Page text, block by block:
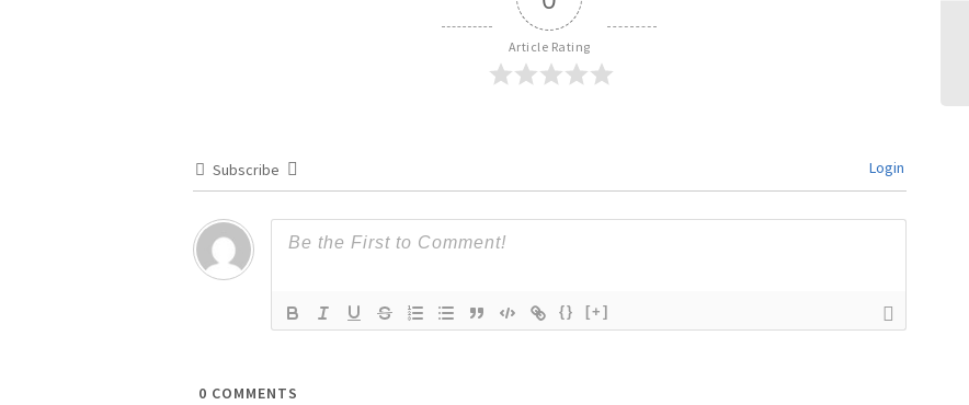
Article Rating
Subscribe Login
{} [+]
0 COMMENTS